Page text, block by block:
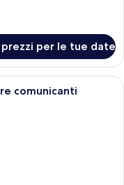
prezzi per le tue date
d'albergo con un letto
comunicanti